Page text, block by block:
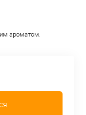
ароматом.